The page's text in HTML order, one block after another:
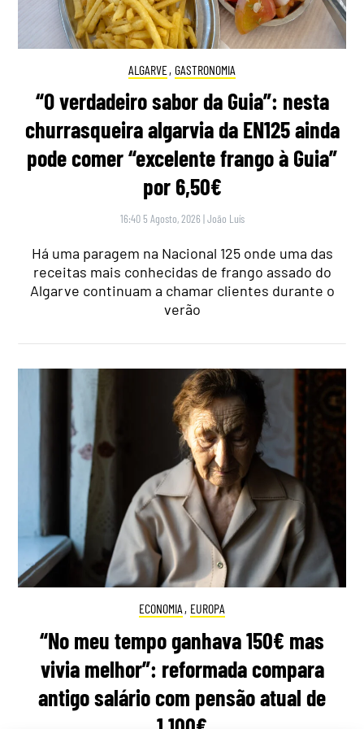
ALGARVE, GASTRONOMIA
“O verdadeiro sabor da Guia”: nesta
churrasqueira algarvia da EN125 ainda
pode comer “excelente frango à Guia”
por 6,50€
16:40 5 Agosto, 2026 |João Luís
Há uma paragem na Nacional 125 onde uma das
receitas mais conhecidas de frango assado do
Algarve continuam a chamar clientes durante o
verão
ECONOMIA , EUROPA
“No meu tempo ganhava 150€ mas
vivia melhor”: reformada compara
antigo salário com pensão atual de